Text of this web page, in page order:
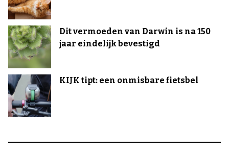
Dit vermoeden van Darwin is na 150
jaar eindelijk bevestigd
KIJK tipt: een onmisbare fietsbel